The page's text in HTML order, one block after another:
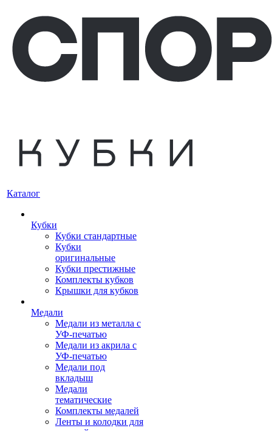
Каталог
Кубки
Кубки стандартные
Кубки
оригинальные
Кубки престижные
Комплекты кубков
Крышки для кубков
Медали
Медали из металла с
УФ-печатью
Медали из акрила с
УФ-печатью
Медали под
вкладыш
Медали
тематические
Комплекты медалей
Ленты и колодки для